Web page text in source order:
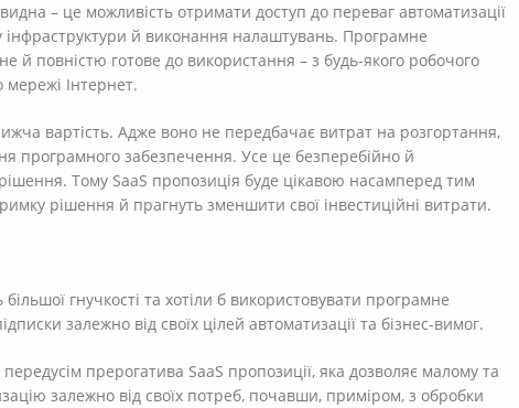
– це можливість отримати доступ до переваг автоматизації
й виконання налаштувань. Програмне
й повністю готове до використання – з будь-якого робочого
мережі Інтернет.
вартість. Адже воно не передбачає витрат на розгортання,
програмного забезпечення. Усе це безперебійно й
Тому SaaS пропозиція буде цікавою насамперед тим
рішення й прагнуть зменшити свої інвестиційні витрати.
гнучкості та хотіли б використовувати програмне
залежно від своїх цілей автоматизації та бізнес-вимог.
прерогатива SaaS пропозиції, яка дозволяє малому та
залежно від своїх потреб, почавши, приміром, з обробки